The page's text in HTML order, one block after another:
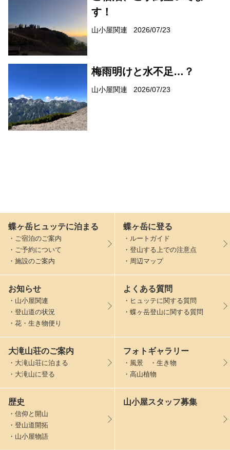
す！
山小屋関連 2026/07/23
梅雨明けと水不足…？
山小屋関連 2026/07/23
蝶ヶ岳ヒュッテに泊まる
・ご宿泊のご案内
・ご予約について
・施設のご案内
蝶ヶ岳に登る
・ルートガイド
・登山する上での注意点
・周辺マップ
お知らせ
・山小屋関連
・登山道の状況
・花・生き物便り
よくある質問
・ヒュッテに関する質問
・蝶ヶ岳登山に関する質問
大滝山荘のご案内
・大滝山荘に泊まる
・大滝山に登る
フォトギャラリー
・風景 ・生き物
・高山植物
歴史
・信仰と開山
・登山道開拓
・山小屋物語
山小屋スタッフ募集